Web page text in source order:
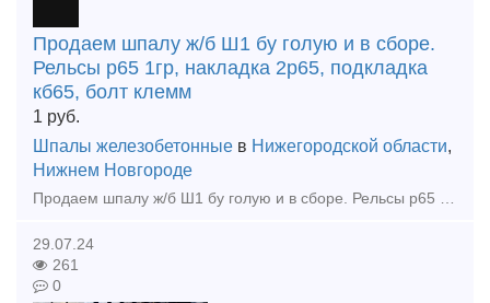
Продаем шпалу ж/б Ш1 бу голую и в сборе.
Рельсы р65 1гр, накладка 2р65, подкладка
кб65, болт клемм
1 руб.
Шпалы железобетонные в Нижегородской области,
Нижнем Новгороде
Продаем шпалу ж/б Ш1 бу голую и в сборе. Рельсы р65 1гр, накладка 2р65, подкладка кб65, болт клеммный, клемма жбр, упор жбр Цена договорная!!! тел. +79302110210 watsapp тел. +79302110210 t
29.07.24
261
0